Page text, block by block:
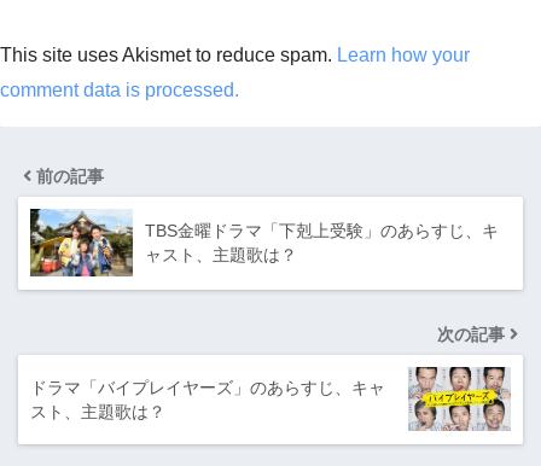
This site uses Akismet to reduce spam. Learn how your
comment data is processed.
前の記事
TBS金曜ドラマ「下剋上受験」のあらすじ、キ
ャスト、主題歌は？
次の記事
ドラマ「バイプレイヤーズ」のあらすじ、キャ
スト、主題歌は？